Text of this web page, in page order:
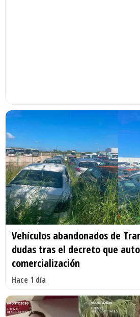
Vehículos abandonados de
dudas tras el decreto que
comercialización
Hace 1 día